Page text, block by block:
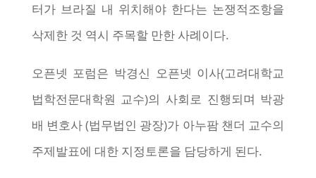
터가 브라질 내 위치해야 한다는 논쟁적조항을
삭제한 것 역시 주목할 만한 사례이다.
오픈넷 포럼은 박경신 오픈넷 이사(고려대학교
법학전문대학원 교수)의 사회로 진행되며 박광
배 변호사 (법무법인 광장)가 아누팜 챈더 교수의
주제발표에 대한 지정토론을 담당하게 된다.